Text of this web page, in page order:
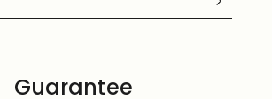
Guarantee